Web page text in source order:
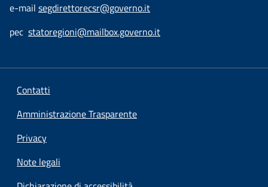
e-mail segdirettorecsr@governo.it
pec statoregioni@mailbox.governo.it
Contatti
Amministrazione Trasparente
Privacy
Note legali